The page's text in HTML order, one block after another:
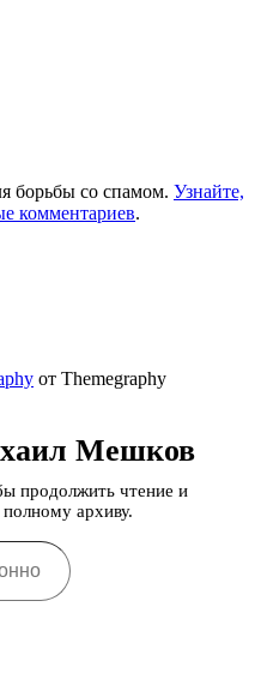
борьбы со спамом. Узнайте,
комментариев.
от Themegraphy
Мешков
продолжить чтение и
архиву.